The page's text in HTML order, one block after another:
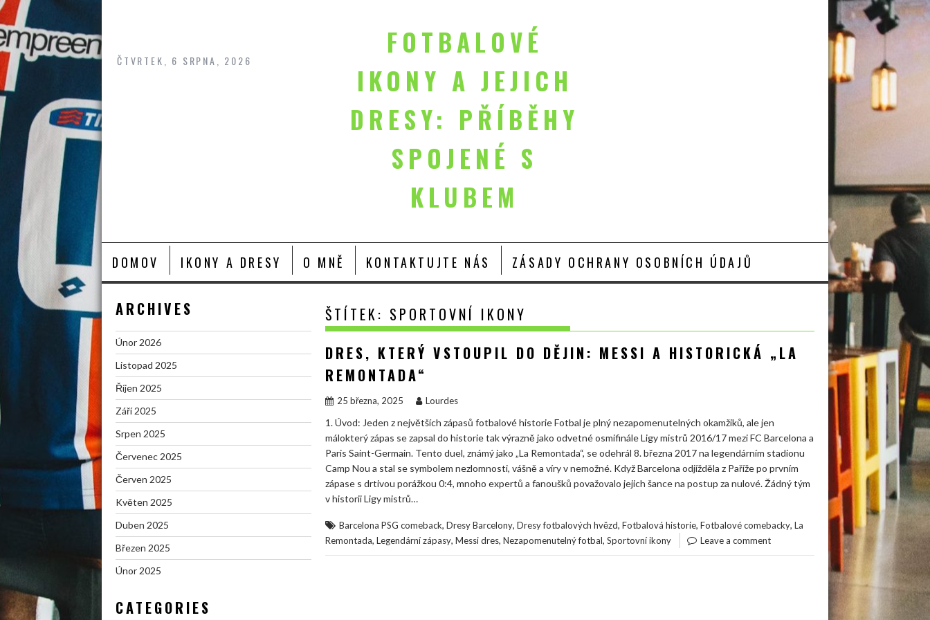
content
ČTVRTEK, 6 SRPNA, 2026
FOTBALOVÉ
IKONY A JEJICH
DRESY: PŘÍBĚHY
SPOJENÉ S
KLUBEM
DOMOV IKONY A DRESY O MNĚ KONTAKTUJTE NÁS ZÁSADY OCHRANY OSOBNÍCH ÚDAJŮ
ŠTÍTEK: SPORTOVNÍ IKONY
DRES, KTERÝ VSTOUPIL DO DĚJIN: MESSI A HISTORICKÁ „LA
REMONTADA“
25 března, 2025 Lourdes
1. Úvod: Jeden z největších zápasů fotbalové historie Fotbal je plný nezapomenutelných okamžiků, ale jen
málokterý zápas se zapsal do historie tak výrazně jako odvetné osmifinále Ligy mistrů 2016/17 mezi FC Barcelona a
Paris Saint-Germain. Tento duel, známý jako „La Remontada“, se odehrál 8. března 2017 na legendárním stadionu
Camp Nou a stal se symbolem nezlomnosti, vášně a víry v nemožné. Když Barcelona odjížděla z Paříže po prvním
zápase s drtivou porážkou 0:4, mnoho expertů a fanoušků považovalo jejich šance na postup za nulové. Žádný tým
v historii Ligy mistrů…
Barcelona PSG comeback, Dresy Barcelony, Dresy fotbalových hvězd, Fotbalová historie, Fotbalové comebacky, La
Remontada, Legendární zápasy, Messi dres, Nezapomenutelný fotbal, Sportovní ikony Leave a comment
ARCHIVES
Únor 2026
Listopad 2025
Říjen 2025
Září 2025
Srpen 2025
Červenec 2025
Červen 2025
Květen 2025
Duben 2025
Březen 2025
Únor 2025
CATEGORIES